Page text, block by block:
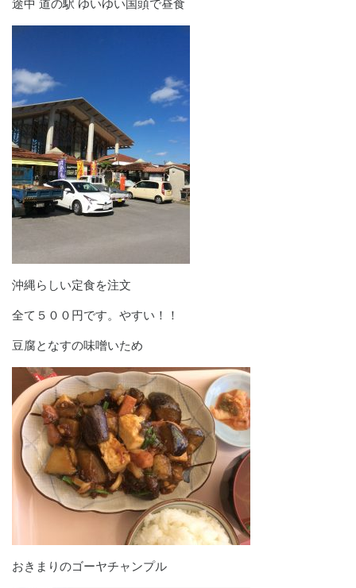
途中 道の駅 ゆいゆい国頭で昼食
沖縄らしい定食を注文
全て５００円です。やすい！！
豆腐となすの味噌いため
おきまりのゴーヤチャンプル